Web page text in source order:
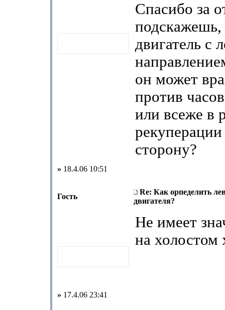
Спасибо за
подскажешь,
двигатель с
он может
против
или всеже в
сторону?
» 18.4.06 10:51
Гость
Re: Как орпеделить
двигателя?
Не имеет
на холостом
» 17.4.06 23:41